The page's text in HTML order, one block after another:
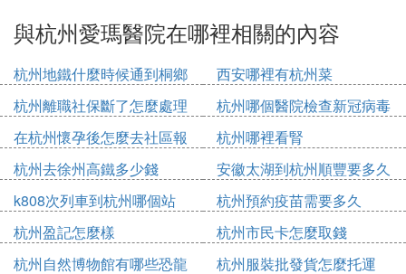
州作為重要市場，也擁有多家門店。本文將為您盤點
愛瑪電動車。
榜單信息主要依據杭州當地愛瑪專賣店的實力、銷售
數據、售後服務、網點地段、店鋪面積形象等綜合整
理。名單排名不分先後，僅供參考，旨在為消費者提
供選擇愛瑪電動車專賣店的便利。
愛瑪電動車專賣店在杭州的分布情況如下：
與杭州愛瑪醫院在哪裡相關的內容
杭州地鐵什麼時候通到桐鄉
西安哪裡有杭州菜
杭州離職社保斷了怎麼處理
杭州哪個醫院檢查新冠病毒
在杭州懷孕後怎麼去社區報
備
杭州哪裡看腎
杭州去徐州高鐵多少錢
安徽太湖到杭州順豐要多久
k808次列車到杭州哪個站
杭州預約疫苗需要多久
杭州盈記怎麼樣
杭州市民卡怎麼取錢
杭州自然博物館有哪些恐龍
杭州服裝批發貨怎麼托運